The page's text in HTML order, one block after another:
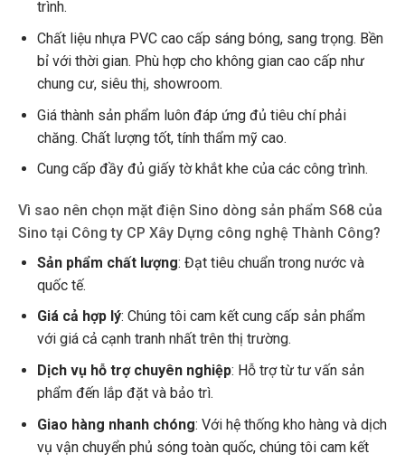
trình.
Chất liệu nhựa PVC cao cấp sáng bóng, sang trọng. Bền
bỉ với thời gian. Phù hợp cho không gian cao cấp như
chung cư, siêu thị, showroom.
Giá thành sản phẩm luôn đáp ứng đủ tiêu chí phải
chăng. Chất lượng tốt, tính thẩm mỹ cao.
Cung cấp đầy đủ giấy tờ khắt khe của các công trình.
Vì sao nên chọn mặt điện Sino dòng sản phẩm S68 của
Sino tại Công ty CP Xây Dựng công nghệ Thành Công?
Sản phẩm chất lượng: Đạt tiêu chuẩn trong nước và
quốc tế.
Giá cả hợp lý: Chúng tôi cam kết cung cấp sản phẩm
với giá cả cạnh tranh nhất trên thị trường.
Dịch vụ hỗ trợ chuyên nghiệp: Hỗ trợ từ tư vấn sản
phẩm đến lắp đặt và bảo trì.
Giao hàng nhanh chóng: Với hệ thống kho hàng và dịch
vụ vận chuyển phủ sóng toàn quốc, chúng tôi cam kết